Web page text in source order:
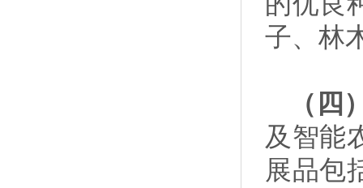
子、林
（四
及智能
展品包